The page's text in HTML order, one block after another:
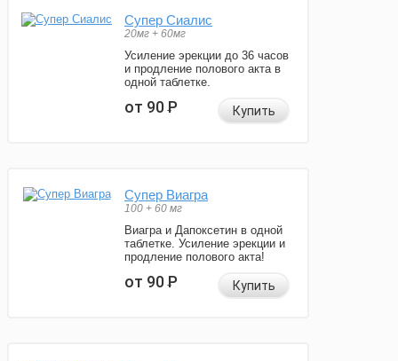
Супер Сиалис
20мг + 60мг
Усиление эрекции до 36 часов
и продление полового акта в
одной таблетке.
от 90Р Купить
Супер Виагра
100 + 60 мг
Виагра и Дапоксетин в одной
таблетке. Усиление эрекции и
продление полового акта!
от 90Р Купить